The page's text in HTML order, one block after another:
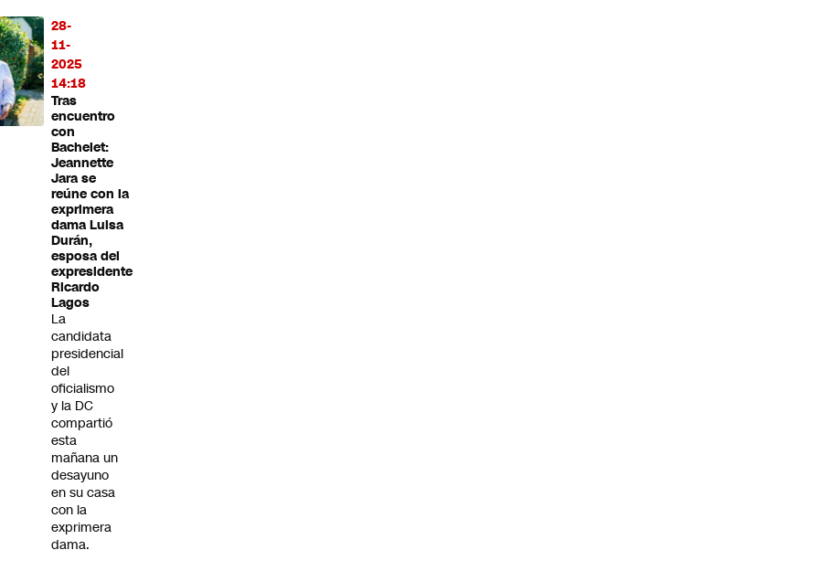
28-
11-
2025
14:18
Tras
encuentro
con
Bachelet:
Jeannette
Jara se
reúne con la
exprimera
dama Luisa
Durán,
esposa del
expresidente
Ricardo
Lagos
La
candidata
presidencial
del
oficialismo
y la DC
compartió
esta
mañana un
desayuno
en su casa
con la
exprimera
dama.